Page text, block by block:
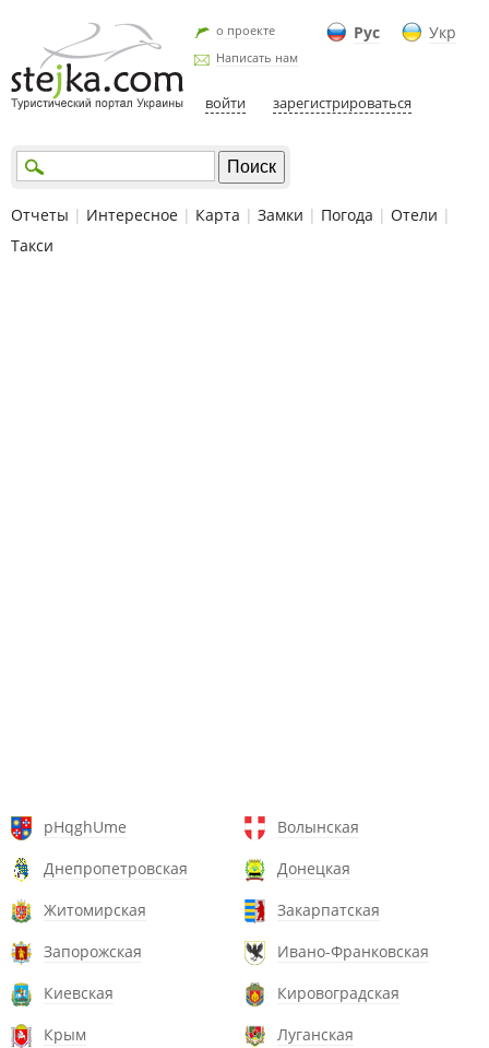
Рус Укр
о проекте
Написать нам
войти зарегистрироваться
Отчеты | Интересное | Карта | Замки | Погода | Отели |
Такси
pHqghUme
Волынская
Днепропетровская
Донецкая
Житомирская
Закарпатская
Запорожская
Ивано-Франковская
Киевская
Кировоградская
Крым
Луганская